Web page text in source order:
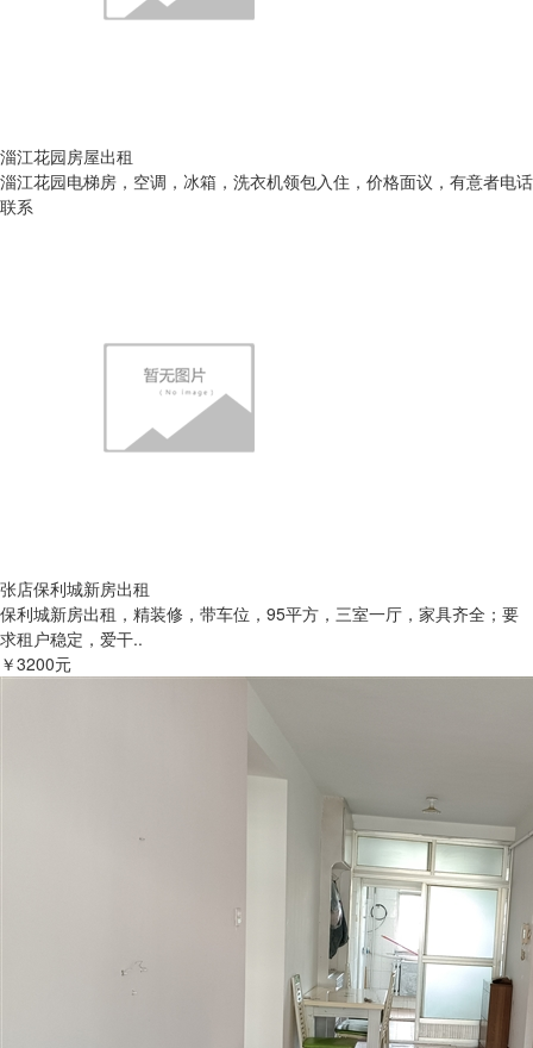
淄江花园房屋出租
淄江花园电梯房，空调，冰箱，洗衣机领包入住，价格面议，有意者电话
联系
张店保利城新房出租
保利城新房出租，精装修，带车位，95平方，三室一厅，家具齐全；要
求租户稳定，爱干..
￥3200元